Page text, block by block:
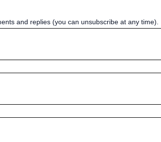
and replies (you can unsubscribe at any time).